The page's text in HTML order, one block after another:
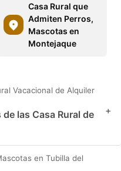
Casa Rural que
Admiten Perros,
Mascotas en
Montejaque
Vacacional de Alquiler
las Casa Rural de
+
en Tubilla del